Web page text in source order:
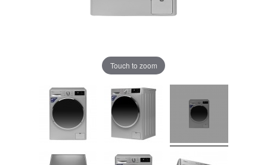
Touch to zoom